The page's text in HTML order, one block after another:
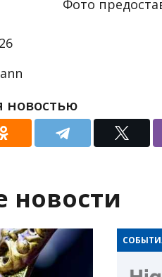
Фото
новостью
новости